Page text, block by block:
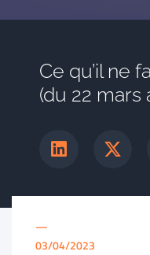
Ce qu’il ne
(du 22 mars
—
03/04/2023